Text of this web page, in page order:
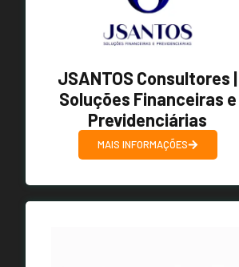
JSANTOS Consultores |
Soluções Financeiras e
Previdenciárias
MAIS INFORMAÇÕES